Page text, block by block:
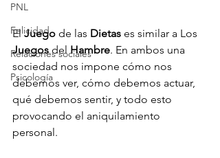
PNL
Felicidad
Relaciones sociales
Psicología
El Juego de las Dietas es similar a Los
Juegos del Hambre. En ambos una
sociedad nos impone cómo nos
debemos ver, cómo debemos actuar,
qué debemos sentir, y todo esto
provocando el aniquilamiento
personal.